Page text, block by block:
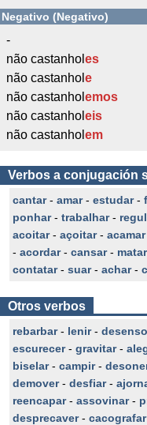
Negativo (Negativo)
-
não castanhol es
não castanhol e
não castanhol emos
não castanhol eis
não castanhol em
Verbos a conjugación
cantar- amar- estudar-
ponhar- trabalhar-
acoitar- açoitar- acamar
- acordar- cansar- matar
contatar- suar- achar-
Otros verbos
rebarbar- lenir-
escurecer- gravitar-
biselar- campir-
demover- desfiar-
reencapar- assovinar-
desprecaver- cacografar